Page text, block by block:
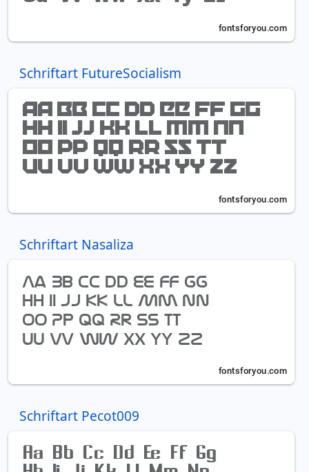
Schriftart FutureSocialism
Schriftart Nasaliza
Schriftart Pecot009